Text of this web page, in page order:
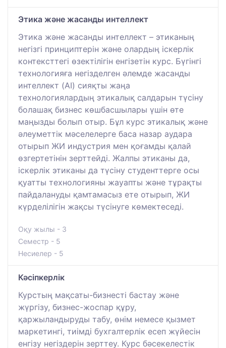
Этика және жасанды интеллект
Этика және жасанды интеллект – этиканың
негізгі принциптерін және олардың іскерлік
контексттегі өзектілігін енгізетін курс. Бүгінгі
технологияға негізделген әлемде жасанды
интеллект (AI) сияқты жаңа
технологиялардың этикалық салдарын түсіну
болашақ бизнес көшбасшылары үшін өте
маңызды болып отыр. Бұл курс этикалық және
әлеуметтік мәселелерге баса назар аудара
отырып ЖИ индустрия мен қоғамды қалай
өзгертетінін зерттейді. Жалпы этиканы да,
іскерлік этиканы да түсіну студенттерге осы
қуатты технологияны жауапты және тұрақты
пайдалануды қамтамасыз ете отырып, ЖИ
күрделілігін жақсы түсінуге көмектеседі.
Оқу жылы - 3
Семестр - 5
Несиелер - 5
Кәсіпкерлік
Курстың мақсаты-бизнесті бастау және
жүргізу, бизнес-жоспар құру,
қаржыландыруды табу, өнім немесе қызмет
маркетингі, тиімді бухгалтерлік есеп жүйесін
енгізу негіздерін зерттеу. Курс бәсекелестік